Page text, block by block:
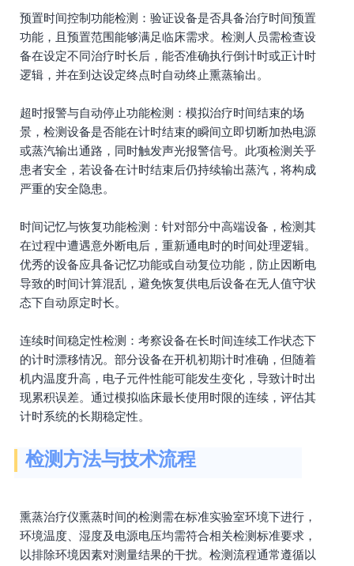
预置时间控制功能检测：验证设备是否具备治疗时间预置
功能，且预置范围能够满足临床需求。检测人员需检查设
备在设定不同治疗时长后，能否准确执行倒计时或正计时
逻辑，并在到达设定终点时自动终止熏蒸输出。
超时报警与自动停止功能检测：模拟治疗时间结束的场
景，检测设备是否能在计时结束的瞬间立即切断加热电源
或蒸汽输出通路，同时触发声光报警信号。此项检测关乎
患者安全，若设备在计时结束后仍持续输出蒸汽，将构成
严重的安全隐患。
时间记忆与恢复功能检测：针对部分中高端设备，检测其
在过程中遭遇意外断电后，重新通电时的时间处理逻辑。
优秀的设备应具备记忆功能或自动复位功能，防止因断电
导致的时间计算混乱，避免恢复供电后设备在无人值守状
态下自动原定时长。
连续时间稳定性检测：考察设备在长时间连续工作状态下
的计时漂移情况。部分设备在开机初期计时准确，但随着
机内温度升高，电子元件性能可能发生变化，导致计时出
现累积误差。通过模拟临床最长使用时限的连续，评估其
计时系统的长期稳定性。
检测方法与技术流程
熏蒸治疗仪熏蒸时间的检测需在标准实验室环境下进行，
环境温度、湿度及电源电压均需符合相关检测标准要求，
以排除环境因素对测量结果的干扰。检测流程通常遵循以